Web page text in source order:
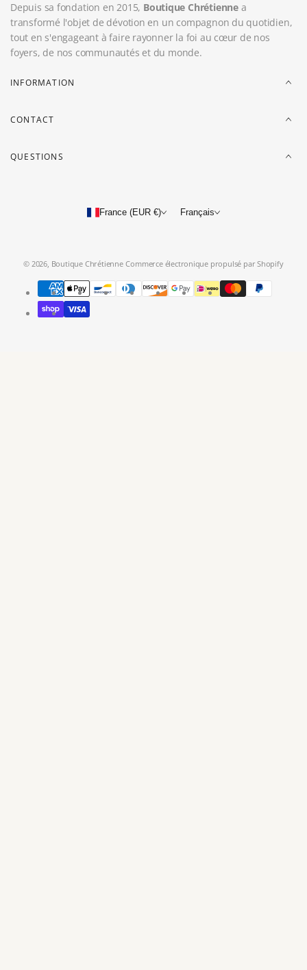
Depuis sa fondation en 2015, Boutique Chrétiennea
transformé l'objet de dévotion en un compagnon du quotidien,
tout en s'engageant à faire rayonner la foi au cœur de nos
foyers, de nos communautés et du monde.
INFORMATION
CONTACT
QUESTIONS
France (EUR €) Français
© 2026, Boutique Chrétienne Commerce électronique propulsé par Shopify
Modes
paiement